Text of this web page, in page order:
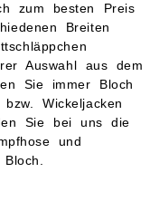
zum besten Preis
Breiten
Auswahl aus dem
Sie immer Bloch
Wickeljacken
Sie bei uns die
und